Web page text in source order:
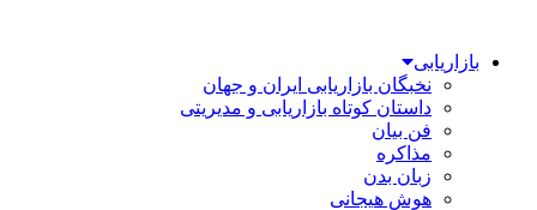
بازاریابی
نخبگان بازاریابی ایران و جهان
داستان کوتاه بازاریابی و مدیریتی
فن بیان
مذاکره
زبان بدن
هوش هیجانی